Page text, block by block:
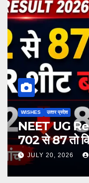
विवाद: किसी
540 से 167 अंक
चेतावनी
NEWS